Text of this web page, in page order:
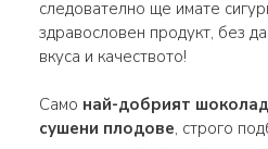
следователно ще имате
здравословен продукт, без
вкуса и качеството!
Само най-добрият шоколад
сушени плодове, строго